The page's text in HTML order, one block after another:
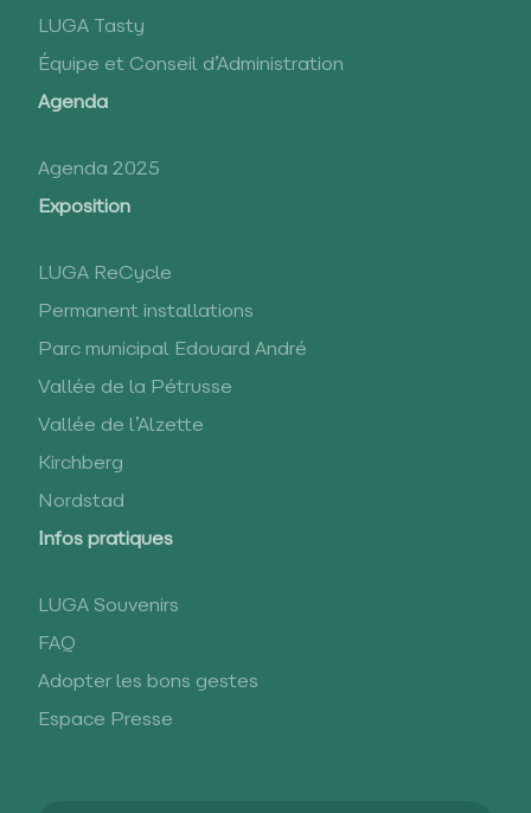
LUGA Tasty
Équipe et Conseil d’Administration
Agenda
Agenda 2025
Exposition
LUGA ReCycle
Permanent installations
Parc municipal Edouard André
Vallée de la Pétrusse
Vallée de l’Alzette
Kirchberg
Nordstad
Infos pratiques
LUGA Souvenirs
FAQ
Adopter les bons gestes
Espace Presse